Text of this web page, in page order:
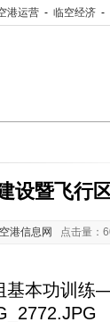
港运营 - 临空经济 -
设暨飞行
港信息网 点击量：